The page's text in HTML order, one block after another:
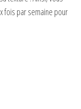
fois par semaine pour